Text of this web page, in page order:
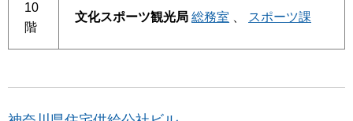
10
階
文化スポーツ観光局 総務室 スポーツ課